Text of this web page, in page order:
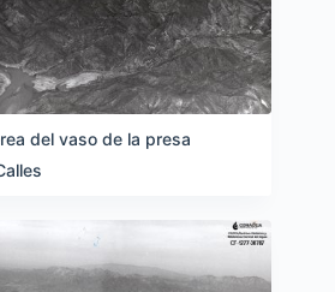
del vaso de la presa